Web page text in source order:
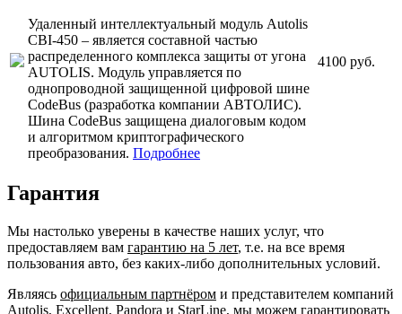
Удаленный интеллектуальный модуль Autolis
CBI-450 – является составной частью
распределенного комплекса защиты от угона
AUTOLIS. Модуль управляется по
однопроводной защищенной цифровой шине
CodeBus (разработка компании АВТОЛИС).
Шина CodeBus защищена диалоговым кодом
и алгоритмом криптографического
преобразования. Подробнее
4100 руб.
Гарантия
Мы настолько уверены в качестве наших услуг, что
предоставляем вам гарантию на 5 лет, т.е. на все время
пользования авто, без каких-либо дополнительных условий.
Являясь официальным партнёром и представителем компаний
Autolis, Excellent, Pandora и StarLine, мы можем гарантировать